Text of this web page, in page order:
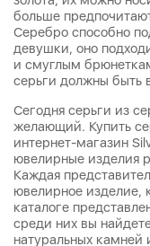
больше
Серебро способно
девушки, оно
и смуглым
серьги должны быть
Сегодня серьги из
желающий. Купить
интернет-магазин
ювелирные изделия
Каждая
ювелирное изделие,
каталоге
среди них вы
натуральных камней